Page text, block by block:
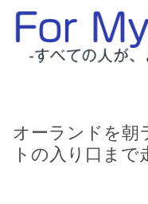
オーランドを朝
トの入り口まで